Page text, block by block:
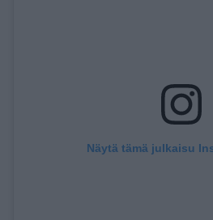
Näytä tämä julkaisu